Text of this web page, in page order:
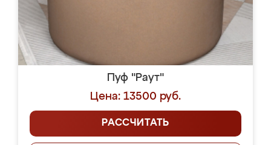
Пуф "Раут"
Цена: 13500 руб.
РАССЧИТАТЬ